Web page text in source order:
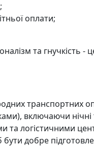
оплати;
та гнучкість -
транспортних
включаючи нічні
та логістичними
добре